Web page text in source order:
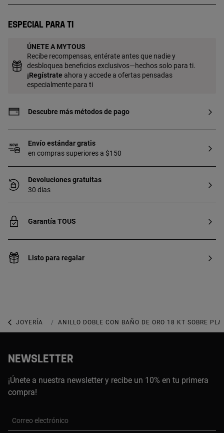
calidad garantiza una mayor durabilidad
Especial para ti
ÚNETE A MYTOUS
Recibe recompensas, entérate antes que nadie y
desbloquea beneficios exclusivos—hechos solo para ti.
¡Regístrate ahora y accede a ofertas pensadas
especialmente para ti
Descubre más métodos de pago
Envío estándar gratis
en compras superiores a $150
Devoluciones gratuitas
30 días
Garantía TOUS
Listo para regalar
JOYERÍA JOYAS DE PLATA 925
ANILLO DOBLE CON BAÑO DE ORO 18 KT SOBRE
NEWSLETTER
¡Únete a nuestra newsletter y recibe un 10% en tu primera
compra!
Correo electrónico